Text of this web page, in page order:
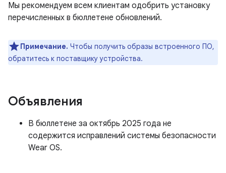
Мы рекомендуем всем клиентам одобрить установку
перечисленных в бюллетене обновлений.
Примечание. Чтобы получить образы встроенного ПО,
обратитесь к поставщику устройства.
Объявления
В бюллетене за октябрь 2025 года не
содержится исправлений системы безопасности
Wear OS.